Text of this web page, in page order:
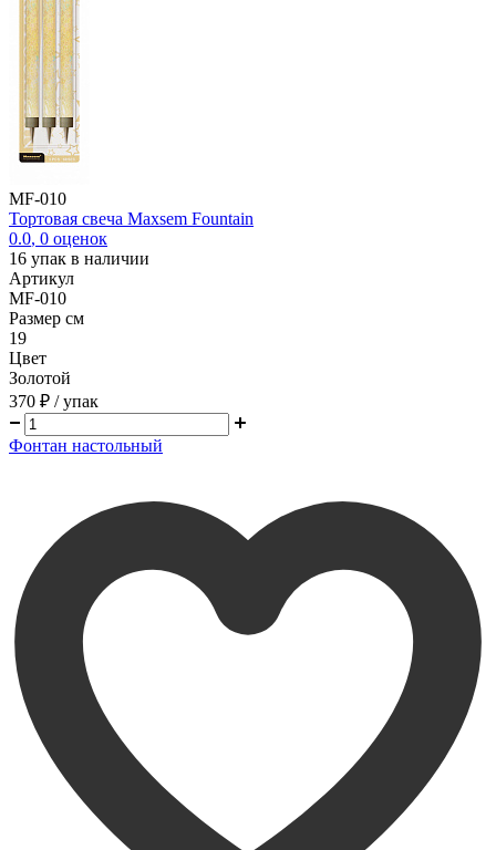
MF-010
Тортовая свеча Maxsem Fountain
0.0, 0 оценок
16 упак в наличии
Артикул
MF-010
Размер см
19
Цвет
Золотой
370 ₽ / упак
Фонтан настольный